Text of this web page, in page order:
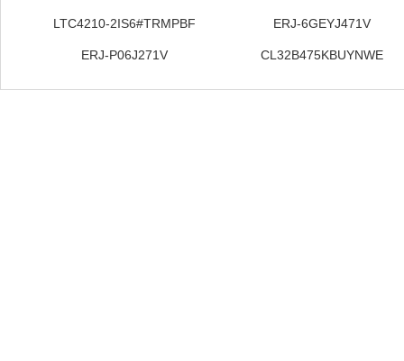
LTC4210-2IS6#TRMPBF ERJ-6GEYJ471V
ERJ-P06J271V CL32B475KBUYNWE